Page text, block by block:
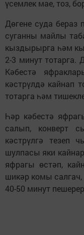
үсемлек мае, тоз,
Дөгене суда бераз
суганны майлы
кыздырырга һәм
2-3 минут тотарга.
Кәбестә
кәстрүлдә кайнап
тотарга һәм
Һәр кәбестә
салып, конверт
кәстрүлгә тезеп
шулпасы яки
яфрагы өстәп,
шикәр комы салгач,
40-50 минут